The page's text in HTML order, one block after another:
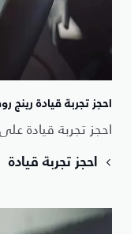
احجز تجربة قيادة رينج
احجز تجربة قيادة
احجز تجربة قيادة